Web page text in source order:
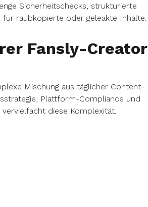
Sicherheitschecks, strukturierte
raubkopierte oder geleakte Inhalte.
Fansly-Creator
Mischung aus täglicher Content-
Plattform-Compliance und
diese Komplexität.